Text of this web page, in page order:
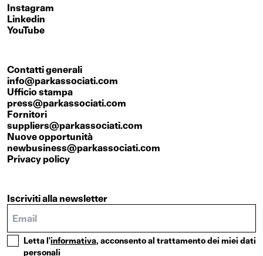
Instagram
Linkedin
YouTube
Contatti generali
info@parkassociati.com
Ufficio stampa
press@parkassociati.com
Fornitori
suppliers@parkassociati.com
Nuove opportunità
newbusiness@parkassociati.com
Privacy policy
Iscriviti alla newsletter
Letta l'informativa, acconsento al trattamento dei miei dati
personali